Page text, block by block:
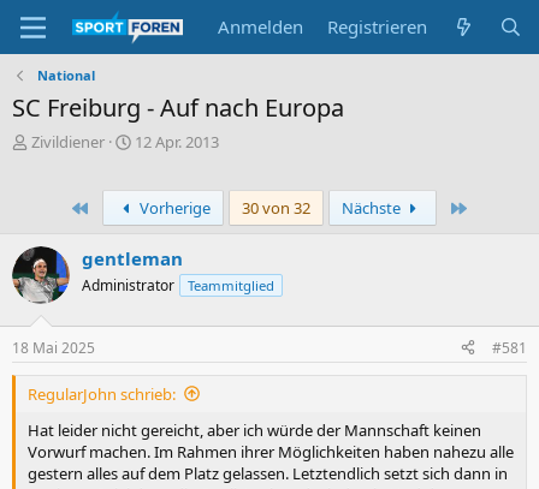
Anmelden Registrieren
National
SC Freiburg - Auf nach Europa
E
l
l
e
Zivildiener
E
e
l
t
12 Apr. 2013
Erste Vorherige 30 von 32 Nächste
gentleman
Administrator Teammitglied
18 Mai 2025 #581
RegularJohn schrieb:
Hat leider nicht gereicht, aber ich würde der Mannschaft keinen
Vorwurf machen. Im Rahmen ihrer Möglichkeiten haben nahezu alle
gestern alles auf dem Platz gelassen. Letztendlich setzt sich dann in